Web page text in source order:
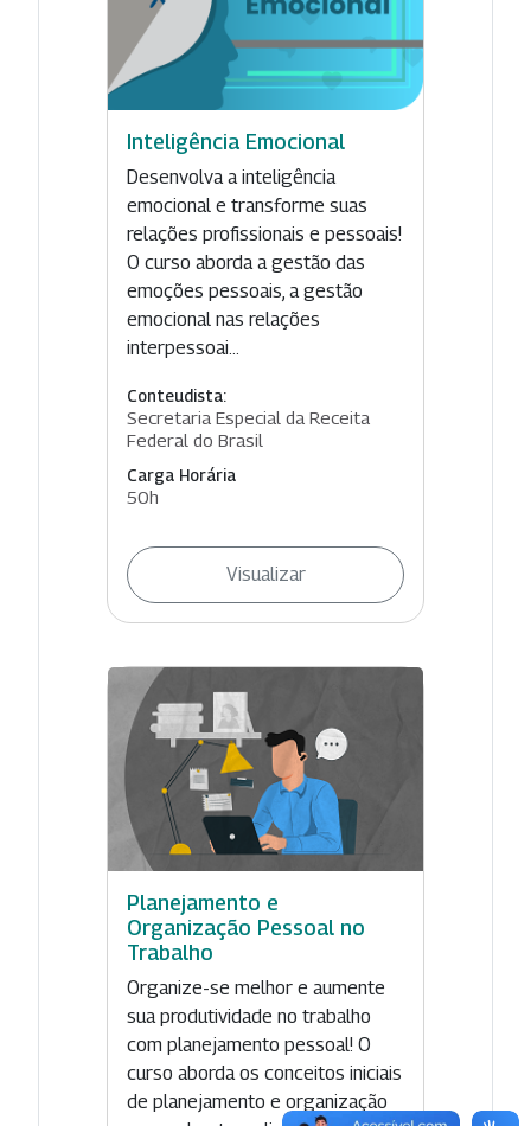
Inteligência Emocional
Desenvolva a inteligência
emocional e transforme suas
relações profissionais e pessoais!
O curso aborda a gestão das
emoções pessoais, a gestão
emocional nas relações
interpessoai...
Conteudista:
Secretaria Especial da Receita
Federal do Brasil
Carga Horária
50h
Visualizar
Planejamento e
Organização Pessoal no
Trabalho
Organize-se melhor e aumente
sua produtividade no trabalho
com planejamento pessoal! O
curso aborda os conceitos iniciais
de planejamento e organização